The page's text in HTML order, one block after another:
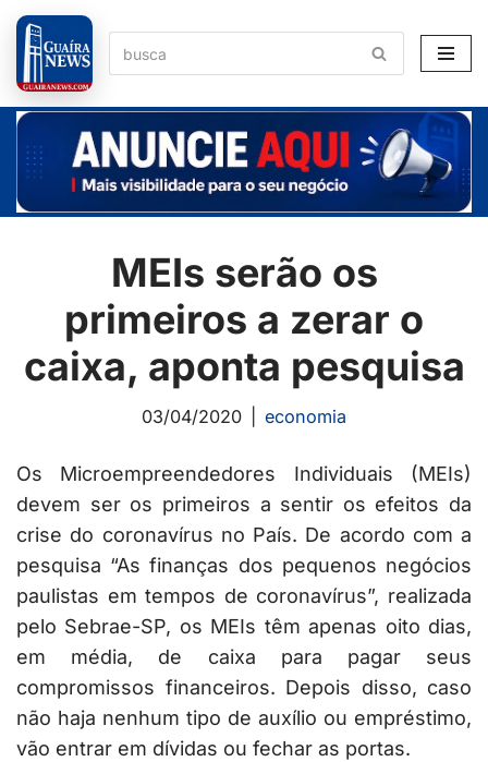
Pular
para
o
conteúdo
MEIs serão os
primeiros a zerar o
caixa, aponta pesquisa
03/04/2020 economia
Os Microempreendedores Individuais (MEIs)
devem ser os primeiros a sentir os efeitos da
crise do coronavírus no País. De acordo com a
pesquisa “As finanças dos pequenos negócios
paulistas em tempos de coronavírus”, realizada
pelo Sebrae-SP, os MEIs têm apenas oito dias,
em média, de caixa para pagar seus
compromissos financeiros. Depois disso, caso
não haja nenhum tipo de auxílio ou empréstimo,
vão entrar em dívidas ou fechar as portas.